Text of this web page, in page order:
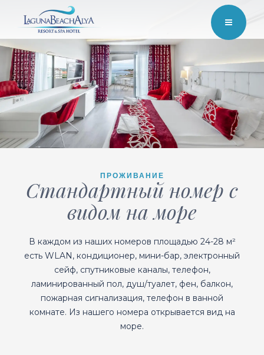
ПРОЖИВАНИЕ
Стандартный номер с
видом на море
В каждом из наших номеров площадью 24-28 м²
есть WLAN, кондиционер, мини-бар, электронный
сейф, спутниковые каналы, телефон,
ламинированный пол, душ/туалет, фен, балкон,
пожарная сигнализация, телефон в ванной
комнате. Из нашего номера открывается вид на
море.